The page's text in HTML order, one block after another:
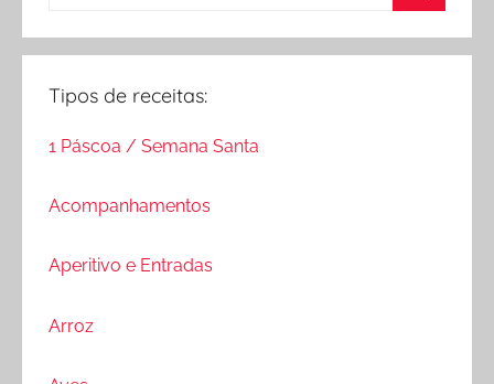
Tipos de receitas:
1 Páscoa / Semana Santa
Acompanhamentos
Aperitivo e Entradas
Arroz